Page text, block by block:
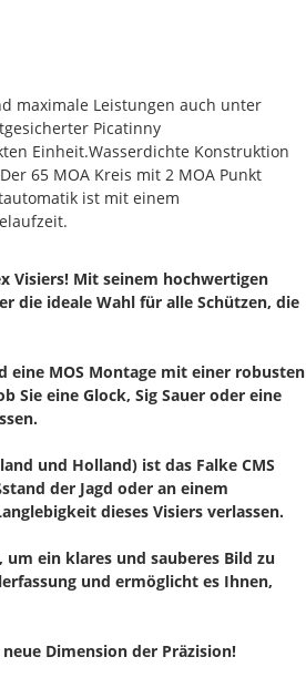
maximale Leistungen auch unter
Picatinny
Einheit.Wasserdichte Konstruktion
65 MOA Kreis mit 2 MOA Punkt
ist mit einem
Visiers! Mit seinem hochwertigen
die ideale Wahl für alle Schützen, die
eine MOS Montage mit einer robusten
Sie eine Glock, Sig Sauer oder eine
und Holland) ist das Falke CMS
der Jagd oder an einem
dieses Visiers verlassen.
ein klares und sauberes Bild zu
und ermöglicht es Ihnen,
Dimension der Präzision!